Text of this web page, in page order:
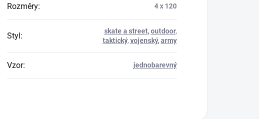
Rozměry: 4 x 120
Styl: skate a street,outdoor,
taktický,vojenský,army
Vzor: jednobarevný